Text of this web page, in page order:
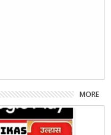
MORE